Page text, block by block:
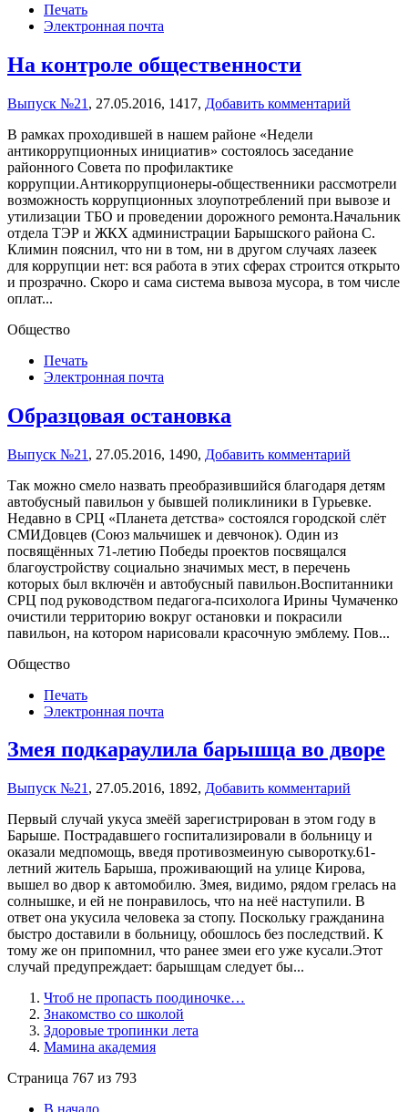
Печать
Электронная почта
На контроле общественности
Выпуск №21 , 27.05.2016, 1417, Добавить комментарий
В рамках проходившей в нашем районе «Недели
антикоррупционных инициатив» состоялось заседание
районного Совета по профилактике
коррупции.Антикоррупционеры-общественники рассмотрели
возможность коррупционных злоупотреблений при вывозе и
утилизации ТБО и проведении дорожного ремонта.Начальник
отдела ТЭР и ЖКХ администрации Барышского района С.
Климин пояснил, что ни в том, ни в другом случаях лазеек
для коррупции нет: вся работа в этих сферах строится открыто
и прозрачно. Скоро и сама система вывоза мусора, в том числе
оплат...
Общество
Печать
Электронная почта
Образцовая остановка
Выпуск №21 , 27.05.2016, 1490, Добавить комментарий
Так можно смело назвать преобразившийся благодаря детям
автобусный павильон у бывшей поликлиники в Гурьевке.
Недавно в СРЦ «Планета детства» состоялся городской слёт
СМИДовцев (Союз мальчишек и девчонок). Один из
посвящённых 71-летию Победы проектов посвящался
благоустройству социально значимых мест, в перечень
которых был включён и автобусный павильон.Воспитанники
СРЦ под руководством педагога-психолога Ирины Чумаченко
очистили территорию вокруг остановки и покрасили
павильон, на котором нарисовали красочную эмблему. Пов...
Общество
Печать
Электронная почта
Змея подкараулила барышца во дворе
Выпуск №21 , 27.05.2016, 1892, Добавить комментарий
Первый случай укуса змеёй зарегистрирован в этом году в
Барыше. Пострадавшего госпитализировали в больницу и
оказали медпомощь, введя противозмеиную сыворотку.61-
летний житель Барыша, проживающий на улице Кирова,
вышел во двор к автомобилю. Змея, видимо, рядом грелась на
солнышке, и ей не понравилось, что на неё наступили. В
ответ она укусила человека за стопу. Поскольку гражданина
быстро доставили в больницу, обошлось без последствий. К
тому же он припомнил, что ранее змеи его уже кусали.Этот
случай предупреждает: барышцам следует бы...
Чтоб не пропасть поодиночке…
Знакомство со школой
Здоровые тропинки лета
Мамина академия
Страница 767 из 793